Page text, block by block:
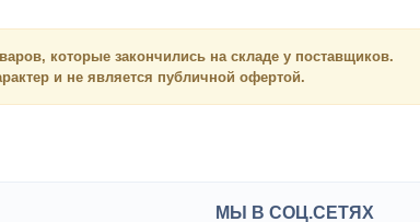
которые закончились на складе у поставщиков.
и не является публичной офертой.
МЫ В СОЦ.СЕТЯХ